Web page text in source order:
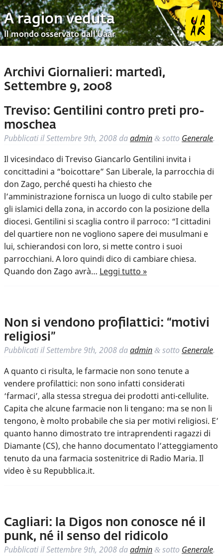
A ragion veduta
Il mondo osservato dall’Uaar
Archivi Giornalieri: martedì,
Settembre 9, 2008
Treviso: Gentilini contro preti pro-
moschea
Pubblicati ilSettembre 9th, 2008 daadmin & sotto Generale.
Il vicesindaco di Treviso Giancarlo Gentilini invita i
concittadini a “boicottare” San Liberale, la parrocchia di
don Zago, perché questi ha chiesto che
l’amministrazione fornisca un luogo di culto stabile per
gli islamici della zona, in accordo con la posizione della
diocesi. Gentilini si scaglia contro il parroco: “I cittadini
del quartiere non ne vogliono sapere dei musulmani e
lui, schierandosi con loro, si mette contro i suoi
parrocchiani. A loro quindi dico di cambiare chiesa.
Quando don Zago avrà… Leggi tutto »
Non si vendono profilattici: “motivi
religiosi”
Pubblicati ilSettembre 9th, 2008 daadmin & sotto Generale.
A quanto ci risulta, le farmacie non sono tenute a
vendere profilattici: non sono infatti considerati
‘farmaci’, alla stessa stregua dei prodotti anti-cellulite.
Capita che alcune farmacie non li tengano: ma se non li
tengono, è molto probabile che sia per motivi religiosi. E’
quanto hanno dimostrato tre intraprendenti ragazzi di
Diamante (CS), che hanno documentato l’atteggiamento
tenuto da una farmacia sostenitrice di Radio Maria. Il
video è su Repubblica.it.
Cagliari: la Digos non conosce né il
punk, né il senso del ridicolo
Pubblicati ilSettembre 9th, 2008 daadmin & sotto Generale.